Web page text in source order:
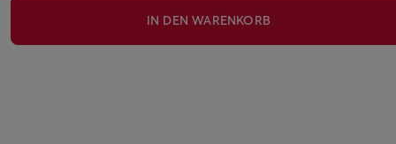
IN DEN WARENKORB